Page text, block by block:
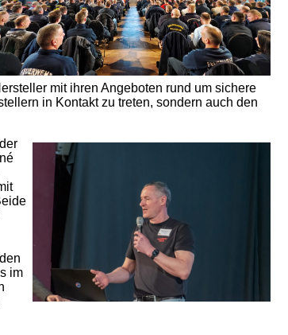
mit ihren Angeboten rund um sichere
in Kontakt zu treten, sondern auch den
im